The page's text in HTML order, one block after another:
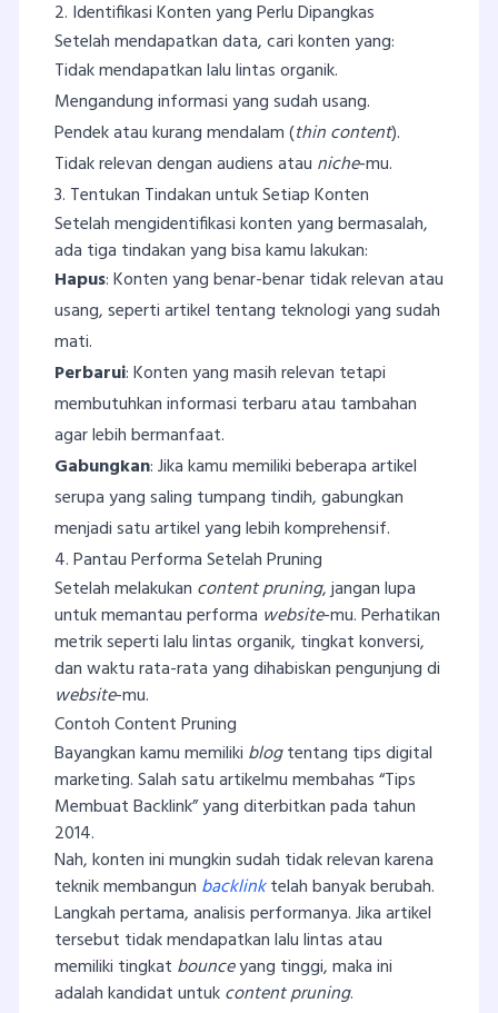
2. Identifikasi Konten yang Perlu Dipangkas
Setelah mendapatkan data, cari konten yang:
Tidak mendapatkan lalu lintas organik.
Mengandung informasi yang sudah usang.
Pendek atau kurang mendalam (thin content).
Tidak relevan dengan audiens atau niche-mu.
3. Tentukan Tindakan untuk Setiap Konten
Setelah mengidentifikasi konten yang bermasalah,
ada tiga tindakan yang bisa kamu lakukan:
Hapus: Konten yang benar-benar tidak relevan atau
usang, seperti artikel tentang teknologi yang sudah
mati.
Perbarui: Konten yang masih relevan tetapi
membutuhkan informasi terbaru atau tambahan
agar lebih bermanfaat.
Gabungkan: Jika kamu memiliki beberapa artikel
serupa yang saling tumpang tindih, gabungkan
menjadi satu artikel yang lebih komprehensif.
4. Pantau Performa Setelah Pruning
Setelah melakukan content pruning, jangan lupa
untuk memantau performa website-mu. Perhatikan
metrik seperti lalu lintas organik, tingkat konversi,
dan waktu rata-rata yang dihabiskan pengunjung di
website-mu.
Contoh Content Pruning
Bayangkan kamu memiliki blogtentang tips digital
marketing. Salah satu artikelmu membahas “Tips
Membuat Backlink” yang diterbitkan pada tahun
2014.
Nah, konten ini mungkin sudah tidak relevan karena
teknik membangun backlinktelah banyak berubah.
Langkah pertama, analisis performanya. Jika artikel
tersebut tidak mendapatkan lalu lintas atau
memiliki tingkat bounceyang tinggi, maka ini
adalah kandidat untukcontent pruning.